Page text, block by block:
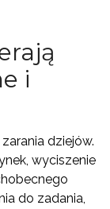
i
dziejów.
wyciszenie
do zadania,